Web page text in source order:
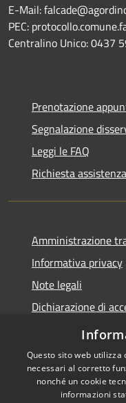
E-Mail:
PEC:
Centralino Unico: 0437
Prenotazione
Segnalazione
Leggi le FAQ
Richiesta assistenza
Amministrazione
Informativa privacy
Note legali
Dichiarazione di
Dichiarazione di
Questo sito web
necessari al corretto
nonché un cookie
informazioni